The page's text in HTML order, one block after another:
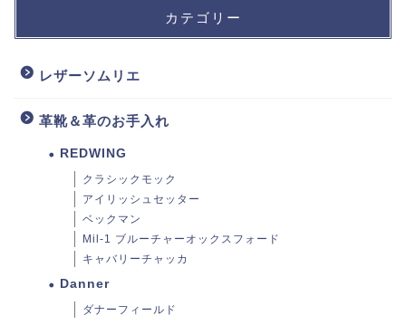
カテゴリー
レザーソムリエ
革靴＆革のお手入れ
REDWING
クラシックモック
アイリッシュセッター
ベックマン
Mil-1 ブルーチャーオックスフォード
キャバリーチャッカ
Danner
ダナーフィールド